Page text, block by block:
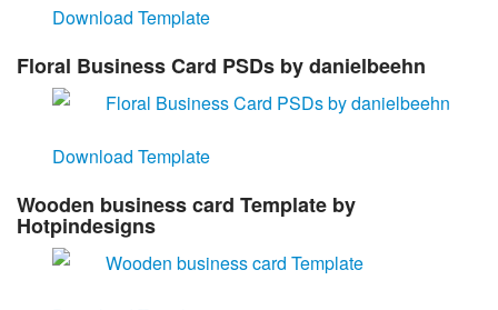
Download Template
Floral Business Card PSDs by danielbeehn
Download Template
Wooden business card Template by
Hotpindesigns